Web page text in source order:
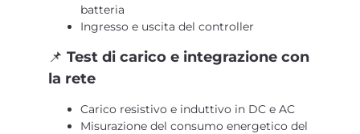
batteria
Ingresso e uscita del controller
📌 Test di carico e integrazione con
la rete
Carico resistivo e induttivo in DC e AC
Misurazione del consumo energetico del